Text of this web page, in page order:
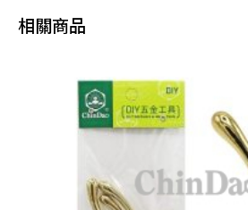
相關商品